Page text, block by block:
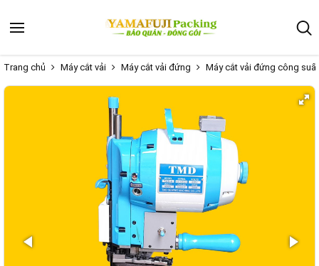
Trang chủ Máy cắt vải Máy cắt vải đứng Máy cắt vải đứng công